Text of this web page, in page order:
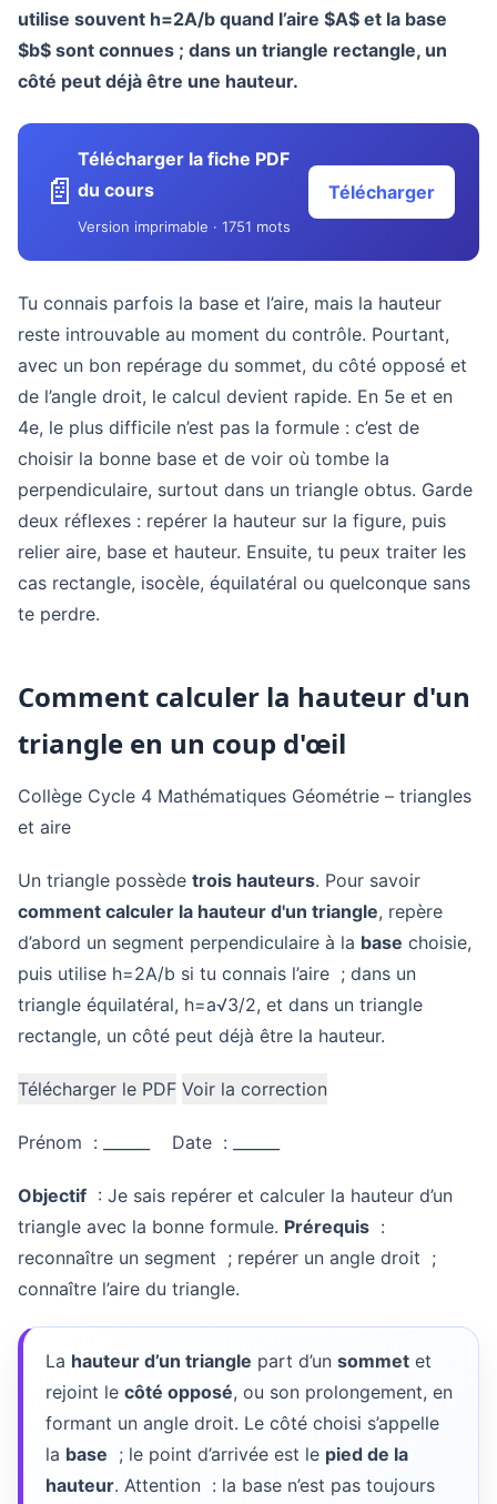
utilise souvent h=2A/b quand l’aire $A$ et la base
$b$ sont connues ; dans un triangle rectangle, un
côté peut déjà être une hauteur.
📄
Télécharger la fiche PDF
du cours
Version imprimable · 1751 mots
Télécharger
Tu connais parfois la base et l’aire, mais la hauteur
reste introuvable au moment du contrôle. Pourtant,
avec un bon repérage du sommet, du côté opposé et
de l’angle droit, le calcul devient rapide. En 5e et en
4e, le plus difficile n’est pas la formule : c’est de
choisir la bonne base et de voir où tombe la
perpendiculaire, surtout dans un triangle obtus. Garde
deux réflexes : repérer la hauteur sur la figure, puis
relier aire, base et hauteur. Ensuite, tu peux traiter les
cas rectangle, isocèle, équilatéral ou quelconque sans
te perdre.
Comment calculer la hauteur d'un
triangle en un coup d'œil
Collège Cycle 4 Mathématiques Géométrie – triangles
et aire
Un triangle possède trois hauteurs. Pour savoir
comment calculer la hauteur d'un triangle, repère
d’abord un segment perpendiculaire à la base choisie,
puis utilise h=2A/b si tu connais l’aire ; dans un
triangle équilatéral, h=a√3/2, et dans un triangle
rectangle, un côté peut déjà être la hauteur.
Télécharger le PDF Voir la correction
Prénom : ______ Date : ______
Objectif : Je sais repérer et calculer la hauteur d’un
triangle avec la bonne formule. Prérequis :
reconnaître un segment ; repérer un angle droit ;
connaître l’aire du triangle.
La hauteur d’un triangle part d’un sommet et
rejoint le côté opposé, ou son prolongement, en
formant un angle droit. Le côté choisi s’appelle
la base ; le point d’arrivée est le pied de la
hauteur. Attention : la base n’est pas toujours